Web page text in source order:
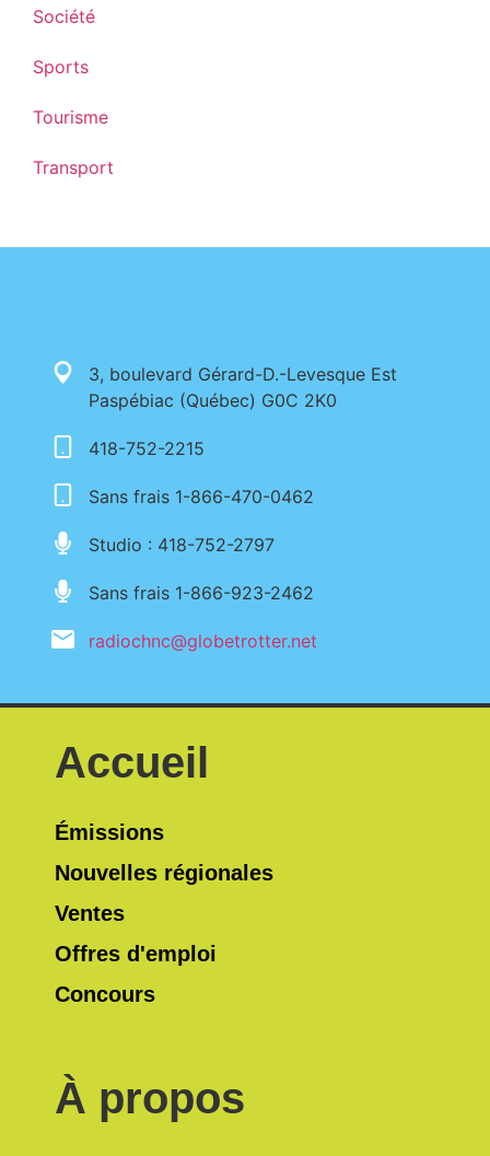
Société
Sports
Tourisme
Transport
3, boulevard Gérard-D.-Levesque Est
Paspébiac (Québec) G0C 2K0
418-752-2215
Sans frais 1-866-470-0462
Studio : 418-752-2797
Sans frais 1-866-923-2462
radiochnc@globetrotter.net
Accueil
Émissions
Nouvelles régionales
Ventes
Offres d'emploi
Concours
À propos